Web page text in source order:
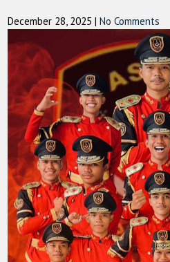
December 28, 2025 |No Comments